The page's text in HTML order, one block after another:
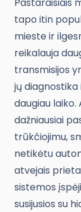
Pastaraisiais
tapo itin
mieste ir
reikalauja
transmisijos
jų diagnostika
daugiau
dažniausiai
trūkčiojimu,
netikėtu
atvejais
sistemos
susijusios su